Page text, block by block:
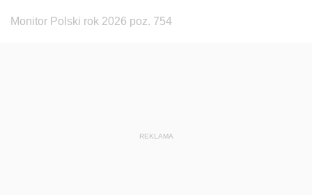
Monitor Polski rok 2026 poz. 754
REKLAMA